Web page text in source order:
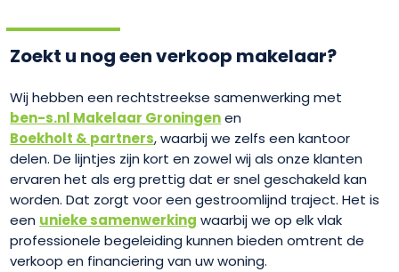
Zoekt u nog een verkoop makelaar?
Wij hebben een rechtstreekse samenwerking met
ben-s.nl Makelaar Groningenen
Boekholt & partners, waarbij we zelfs een kantoor
delen. De lijntjes zijn kort en zowel wij als onze klanten
ervaren het als erg prettig dat er snel geschakeld kan
worden. Dat zorgt voor een gestroomlijnd traject. Het is
een unieke samenwerking waarbij we op elk vlak
professionele begeleiding kunnen bieden omtrent de
verkoop en financiering van uw woning.